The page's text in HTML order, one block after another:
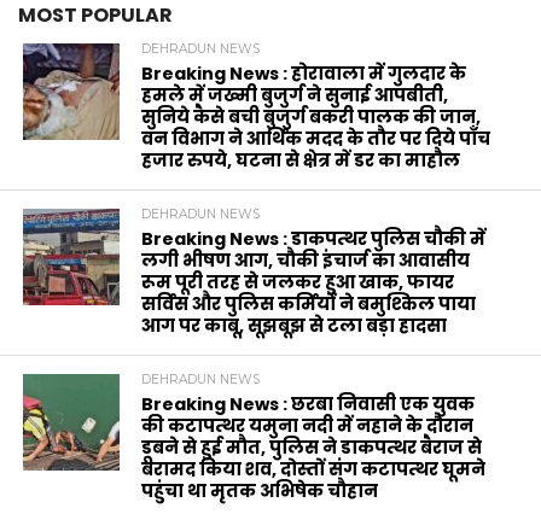
MOST POPULAR
DEHRADUN NEWS
Breaking News : होरावाला में गुलदार के
हमले में जख्मी बुजुर्ग ने सुनाई आपबीती,
सुनिये कैसे बची बुजुर्ग बकरी पालक की जान,
वन विभाग ने आर्थिक मदद के‌ तौर पर दिये पाँच
हजार रुपये, घटना से क्षेत्र में डर का माहौल
DEHRADUN NEWS
Breaking News : डाकपत्थर पुलिस चौकी में
लगी भीषण आग, चौकी इंचार्ज का आवासीय
रूम पूरी तरह से जलकर हुआ खाक, फायर
सर्विस और पुलिस कर्मियों ने बमुश्किल पाया
आग पर काबू, सूझबूझ से टला बड़ा हादसा
DEHRADUN NEWS
Breaking News : छरबा निवासी एक युवक
की कटापत्थर यमुना नदी में नहाने के दौरान
डूबने से हुई मौत, पुलिस ने डाकपत्थर बैराज से
बरामद किया शव, दोस्तों संग कटापत्थर घूमने
पहुंचा था मृतक अभिषेक चौहान